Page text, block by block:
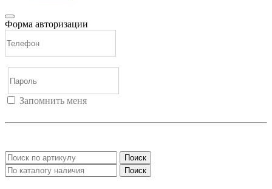
Форма авторизации
Запомнить меня
Поиск
Поиск